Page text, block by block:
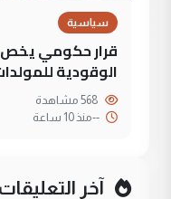
سياسية
قرار حكومي يخص
الوقودية
--منذ 10 ساعة
آخر التعليقات